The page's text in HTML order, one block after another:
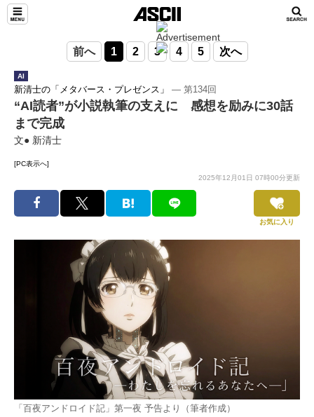
前へ 1 2 3 4 5 次へ
AI
新清士の「メタバース・プレゼンス」 ― 第134回
“AI読者”が小説執筆の支えに 感想を励みに30話
まで完成
文● 新清士
[PC表示へ]
2025年12月01日 07時00分更新
お気に入り
「百夜アンドロイド記」第一夜 予告より（筆者作成）